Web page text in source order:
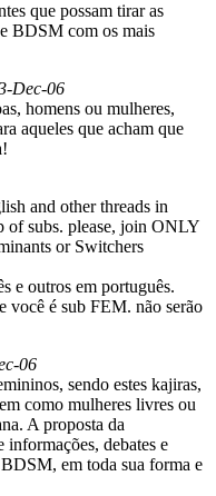
que possam tirar as
BDSM com os mais
Dec-06
homens ou mulheres,
aqueles que acham que
and other threads in
of subs. please, join ONLY
or Switchers
e outros em português.
você é sub FEM. não serão
06
sendo estes kajiras,
como mulheres livres ou
A proposta da
informações, debates e
em toda sua forma e